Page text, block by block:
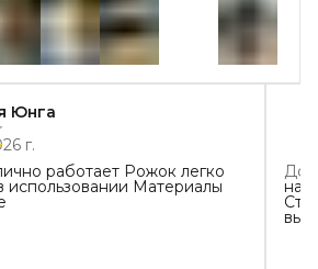
0
Юнга
г.
работает Рожок легко